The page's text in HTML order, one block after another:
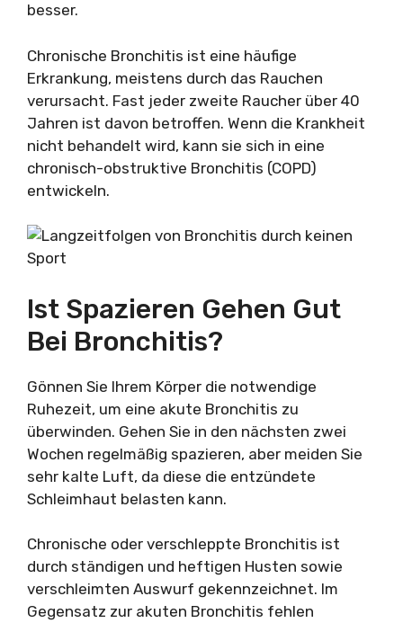
besser.
Chronische Bronchitis ist eine häufige
Erkrankung, meistens durch das Rauchen
verursacht. Fast jeder zweite Raucher über 40
Jahren ist davon betroffen. Wenn die Krankheit
nicht behandelt wird, kann sie sich in eine
chronisch-obstruktive Bronchitis (COPD)
entwickeln.
Ist Spazieren Gehen Gut
Bei Bronchitis?
Gönnen Sie Ihrem Körper die notwendige
Ruhezeit, um eine akute Bronchitis zu
überwinden. Gehen Sie in den nächsten zwei
Wochen regelmäßig spazieren, aber meiden Sie
sehr kalte Luft, da diese die entzündete
Schleimhaut belasten kann.
Chronische oder verschleppte Bronchitis ist
durch ständigen und heftigen Husten sowie
verschleimten Auswurf gekennzeichnet. Im
Gegensatz zur akuten Bronchitis fehlen